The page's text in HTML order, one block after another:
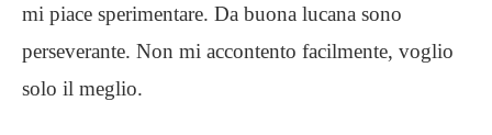
mi piace sperimentare. Da buona lucana sono
perseverante. Non mi accontento facilmente, voglio
solo il meglio.